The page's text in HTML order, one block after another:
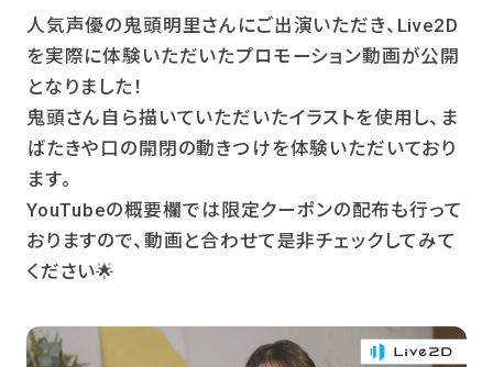
人気声優の鬼頭明里さんにご出演いただき、Live2D
を実際に体験いただいたプロモーション動画が公開
となりました！
鬼頭さん自ら描いていただいたイラストを使用し、ま
ばたきや口の開閉の動きつけを体験いただいており
ます。
YouTubeの概要欄では限定クーポンの配布も行って
おりますので、動画と合わせて是非チェックしてみて
ください🌟